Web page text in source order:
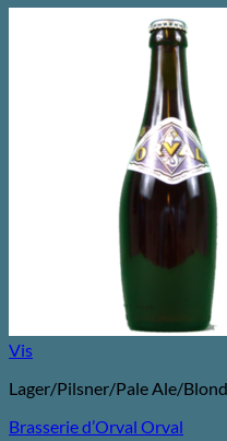
Vis
Lager/Pilsner/Pale Ale/
Brasserie d’Orval Orval